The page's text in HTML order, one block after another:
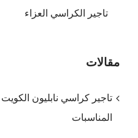
تاجير الكراسي العزاء
مقالات
تاجير كراسي نابليون
المناسبات